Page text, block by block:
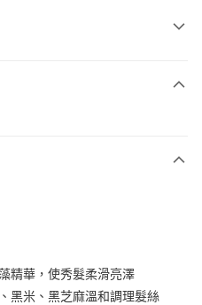
精華，使秀髮柔滑亮澤
黑米、黑芝麻溫和調理髮絲